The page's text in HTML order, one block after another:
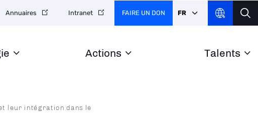
Actions Talents
Annuaires Intranet FAIRE UN DON FR
leur intégration dans le